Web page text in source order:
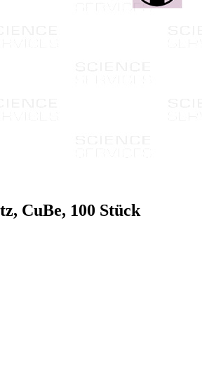
CuBe, 100 Stück